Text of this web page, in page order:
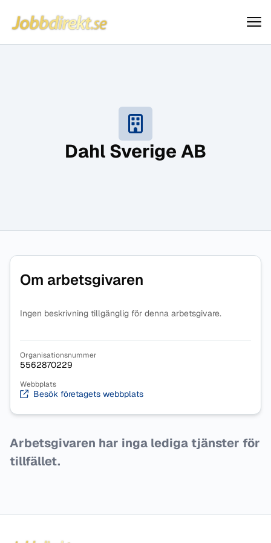
Hoppa till innehåll
Jobbdirekt
Dahl Sverige AB
Om arbetsgivaren
Ingen beskrivning tillgänglig för denna arbetsgivare.
Organisationsnummer
5562870229
Webbplats
Besök företagets webbplats
Arbetsgivaren har inga lediga tjänster för
tillfället.